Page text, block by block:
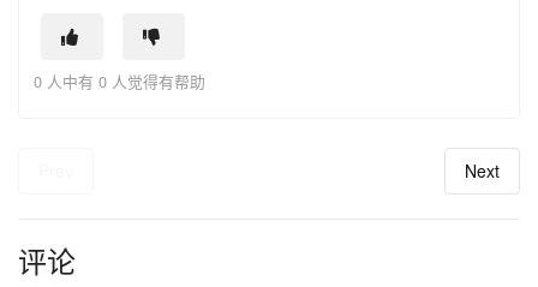
0 人中有 0 人觉得有帮助
Next
评论